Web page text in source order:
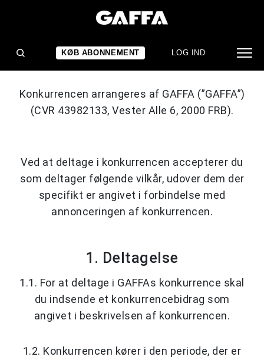
KØB ABONNEMENT LOG IND
awards"
Konkurrencen arrangeres af GAFFA (”GAFFA”)
(CVR 43982133, Vester Alle 6, 2000 FRB).
Ved at deltage i konkurrencen accepterer du
som deltager følgende vilkår, udover dem der
specifikt er angivet i forbindelse med
annonceringen af konkurrencen.
1. Deltagelse
1.1. For at deltage i GAFFAs konkurrence skal
du indsende et konkurrencebidrag som
angivet i beskrivelsen af konkurrencen.
1.2. Konkurrencen kører i den periode, der er